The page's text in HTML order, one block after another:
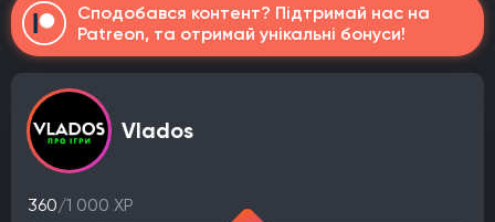
Сподобався контент? Підтримай нас на
Patreon, та отримай унікальні бонуси!
Vlados
360/1 000 XP